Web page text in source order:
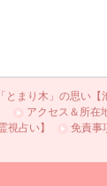
「とまり木」の思い【
アクセス＆所在
視占い】 免責事